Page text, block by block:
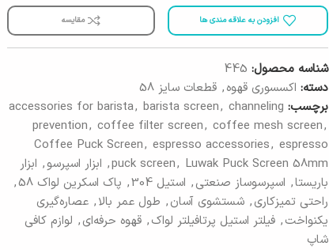
افزودن به علاقه مندی ها مقایسه
شناسه محصول: 445
دسته: اکسسوری قهوه, قطعات سایز 58
برچسب:
accessories for barista, barista screen, channeling
prevention, coffee filter screen, coffee mesh screen,
Coffee Puck Screen, espresso accessories, espresso
puck screen, Luwak Puck Screen 58mm
, ابزار اسپرسو, ابزار
باریستا, اسپرسوساز صنعتی, استیل 304 , پاک اسکرین لواک 58
,
راحتی تمیزکاری, شستشوی آسان, طول عمر بالا, عصاره‌گیری
یکنواخت, فیلتر استیل پرتافیلتر لواک, قهوه حرفه‌ای, لوازم کافی
شاپ